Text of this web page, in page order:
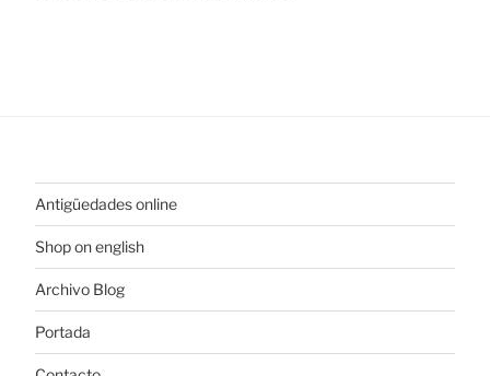
Antigüedades online
Shop on english
Archivo Blog
Portada